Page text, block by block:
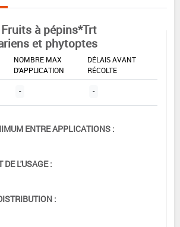
Fruits à pépins*Trt
et phytoptes
NOMBRE MAX
D'APPLICATION
DÉLAIS AVANT
RÉCOLTE
- -
ENTRE APPLICATIONS :
DE L'USAGE :
: